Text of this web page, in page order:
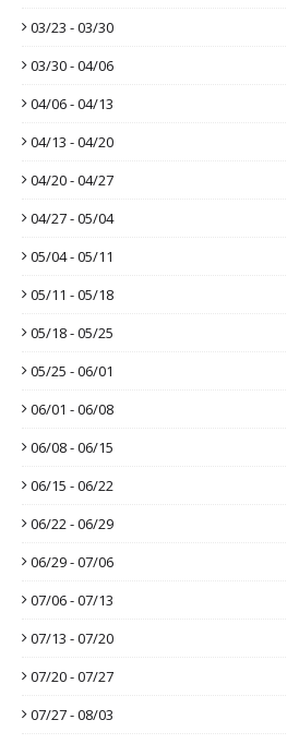
03/23 - 03/30
03/30 - 04/06
04/06 - 04/13
04/13 - 04/20
04/20 - 04/27
04/27 - 05/04
05/04 - 05/11
05/11 - 05/18
05/18 - 05/25
05/25 - 06/01
06/01 - 06/08
06/08 - 06/15
06/15 - 06/22
06/22 - 06/29
06/29 - 07/06
07/06 - 07/13
07/13 - 07/20
07/20 - 07/27
07/27 - 08/03